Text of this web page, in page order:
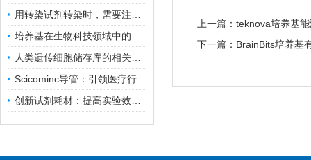
上一篇： teknova培养基
下一篇： BrainBits培养基